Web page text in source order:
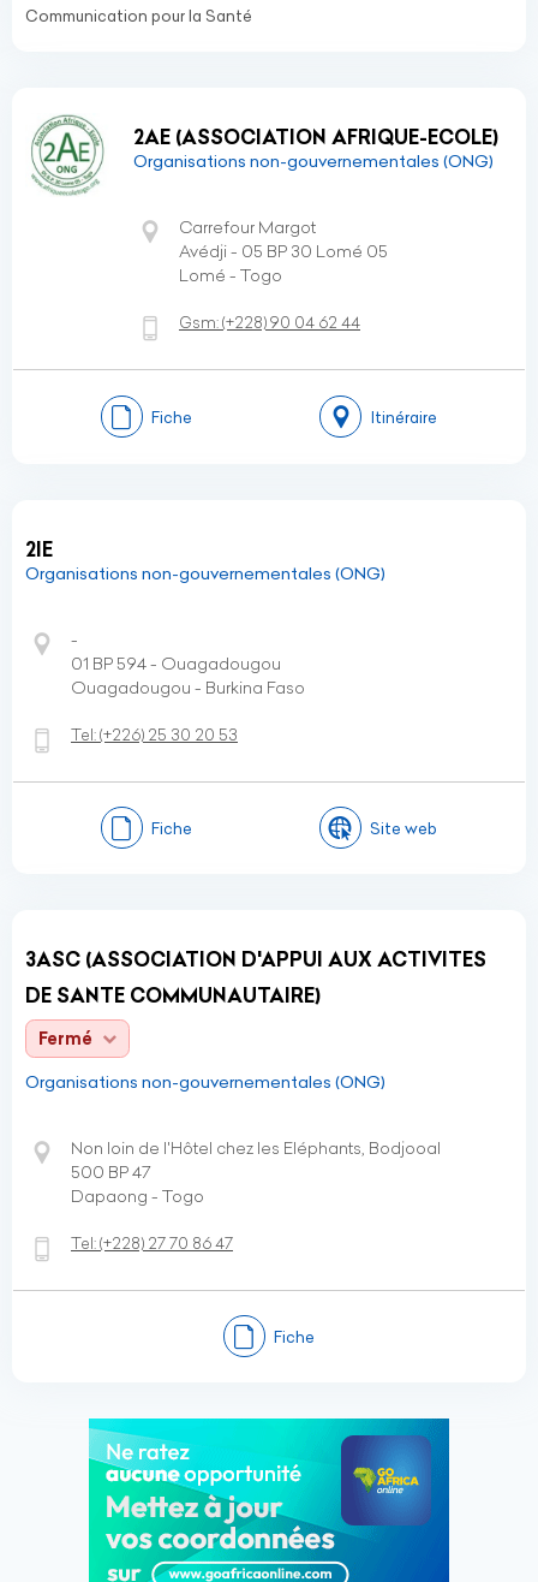
Communication pour la Santé
2AE (ASSOCIATION AFRIQUE-ECOLE)
Organisations non-gouvernementales (ONG)
Carrefour Margot
Avédji - 05 BP 30 Lomé 05
Lomé - Togo
Gsm:(+228)90 04 62 44
Fiche Itinéraire
2IE
Organisations non-gouvernementales (ONG)
-
01 BP 594 - Ouagadougou
Ouagadougou - Burkina Faso
Tel:(+226) 25 30 20 53
Fiche Site web
3ASC (ASSOCIATION D'APPUI AUX ACTIVITES
DE SANTE COMMUNAUTAIRE)
Fermé
Organisations non-gouvernementales (ONG)
Non loin de l'Hôtel chez les Eléphants, Bodjooal
500 BP 47
Dapaong - Togo
Tel:(+228) 27 70 86 47
Fiche